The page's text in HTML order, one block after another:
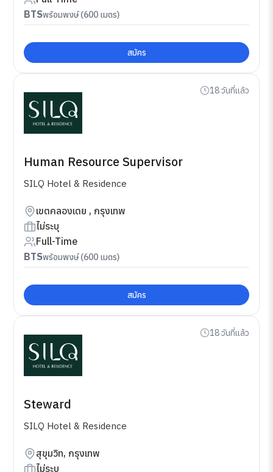
BTSพร้อมพงษ์ (600 เมตร)
สมัคร
18 วันที่แล้ว
Human Resource Supervisor
SILQ Hotel & Residence
เขตคลองเตย , กรุงเทพ
ไม่ระบุ
Full-Time
BTSพร้อมพงษ์ (600 เมตร)
สมัคร
18 วันที่แล้ว
Steward
SILQ Hotel & Residence
สุขุมวิท, กรุงเทพ
ไม่ระบุ